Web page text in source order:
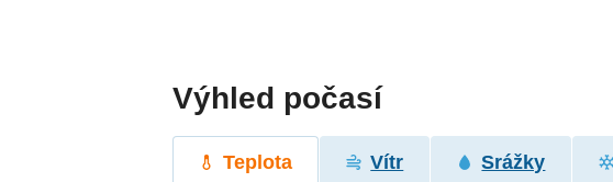
Výhled počasí
Teplota Vítr Srážky